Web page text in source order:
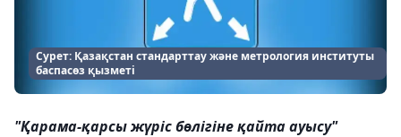
Сурет: Қазақстан стандарттау және метрология институты
баспасөз қызметі
"Қарама-қарсы жүріс бөлігіне қайта ауысу"